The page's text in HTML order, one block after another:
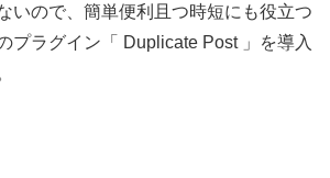
いので、簡単便利且つ時短にも役立つ
プラグイン「 Duplicate Post 」を導入